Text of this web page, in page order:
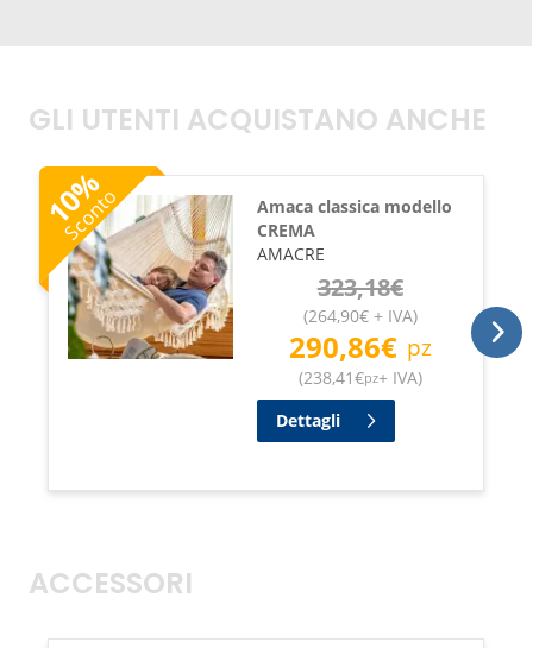
capacità di resistenza 200 kg
GLI UTENTI ACQUISTANO ANCHE
10
%
Sconto
Amaca classica modello
CREMA
AMACRE
323,18€
(264,90€+ IVA)
290,86€ pz
(238,41€pz+ IVA)
Dettagli
ACCESSORI